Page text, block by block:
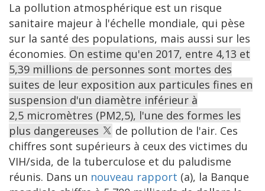
La pollution atmosphérique est un risque
sanitaire majeur à l'échelle mondiale, qui pèse
sur la santé des populations, mais aussi sur les
économies. On estime qu'en 2017, entre 4,13 et
5,39 millions de personnes sont mortes des
suites de leur exposition aux particules fines en
suspension d'un diamètre inférieur à
2,5 micromètres (PM2,5), l'une des formes les
plus dangereuses
de pollution de l'air. Ces
chiffres sont supérieurs à ceux des victimes du
VIH/sida, de la tuberculose et du paludisme
réunis. Dans un nouveau rapport (a), la Banque